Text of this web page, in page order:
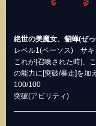
絶世の美魔女、貂蝉(ぜ
レベル1(ペーソス) サキ
これが[召喚された時]、
の能力に[突破/暴走]を加
100/100
突破(アビリティ)